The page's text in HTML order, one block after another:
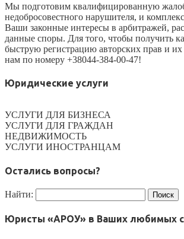
Мы подготовим квалифицированную
недобросовестного нарушителя, и
Ваши законные интересы в арбитражей,
данные споры. Для того, чтобы получить
быструю регистрацию авторских прав и их
нам по номеру +38044-384-00-47!
Юридические услуги
УСЛУГИ ДЛЯ БИЗНЕСА
УСЛУГИ ДЛЯ ГРАЖДАН
НЕДВИЖИМОСТЬ
УСЛУГИ ИНОСТРАНЦАМ
Остались вопросы?
Найти:
Юристы «АРОУ» в Ваших любимых